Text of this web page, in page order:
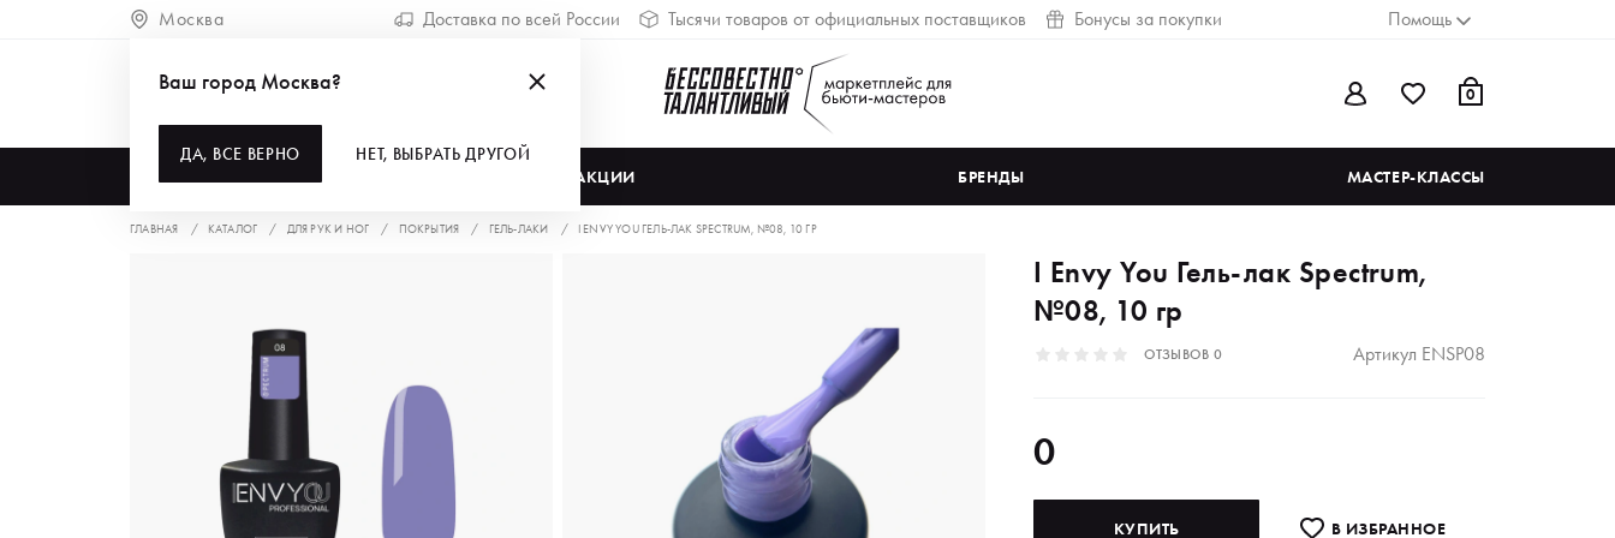
Москва Доставка по всей России Тысячи товаров от официальных поставщиков Бонусы за покупки Помощь
0
АКЦИИ БРЕНДЫ МАСТЕР-КЛАССЫ
Ваш город Москва?
ДА, ВСЕ ВЕРНО НЕТ, ВЫБРАТЬ ДРУГОЙ
ГЛАВНАЯ КАТАЛОГ ДЛЯ РУК И НОГ ПОКРЫТИЯ ГЕЛЬ-ЛАКИ I ENVY YOU ГЕЛЬ-ЛАК SPECTRUM, №08, 10 ГР
I Envy You Гель-лак Spectrum,
№08, 10 гр
ОТЗЫВОВ 0 Артикул ENSP08
0
КУПИТЬ В ИЗБРАННОE